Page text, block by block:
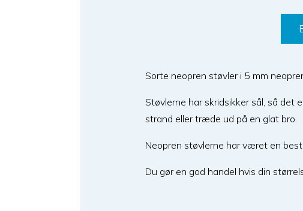
Sorte neopren støvler i 5 mm
Støvlerne har skridsikker sål, så
strand eller træde ud på en glat bro.
Neopren støvlerne har været en
Du gør en god handel hvis din